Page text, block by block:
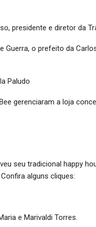
presidente e diretor da
Guerra, o prefeito da
Paludo
gerenciaram a loja
seu tradicional happy
alguns cliques:
e Marivaldi Torres.